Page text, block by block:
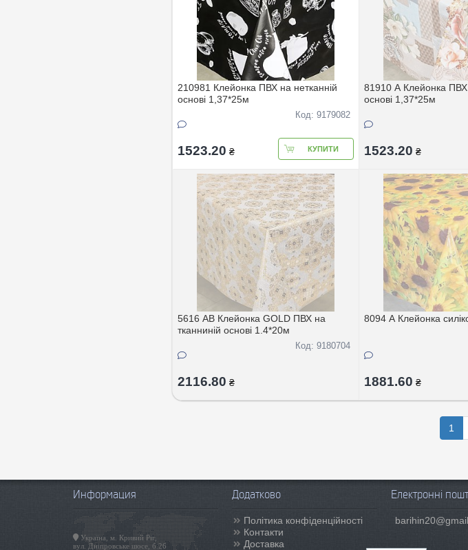
210981 Клейонка ПВХ на нетканнiй
основi 1,37*25м
Код: 9179082
1523.20 ₴ КУПИТИ
81910 A Клейонка
основi 1,37*25м
1523.20 ₴
5616 АВ Клейонка GOLD ПВХ на
тканнинiй основi 1.4*20м
Код: 9180704
2116.80 ₴
8094 A Клейонка
1881.60 ₴
1
Информация
Україна, м. Кривий Ріг,
вул. Дніпровське шосе, б.26
Додатково
Політика конфіденційності
Контакти
Доставка
Електронні